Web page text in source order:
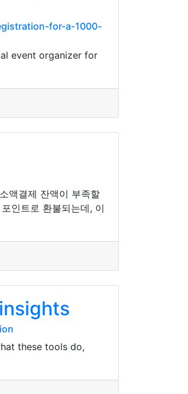
for-a-1000-
event organizer for
액결제 잔액이 부족할
인트로 환불되는데, 이
these tools do,